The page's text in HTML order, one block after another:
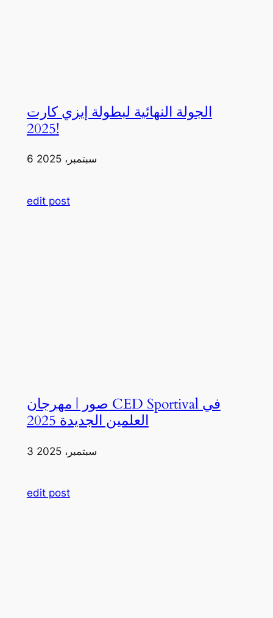
الجولة النهائية لبطولة إيزي كارت
2025!
6 سبتمبر، 2025
edit post
صور | مهرجان CED Sportival في
العلمين الجديدة 2025
3 سبتمبر، 2025
edit post